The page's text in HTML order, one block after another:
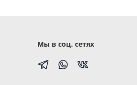
Мы в соц. сетях